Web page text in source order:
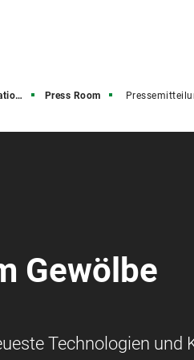
Press Room
Gewölbe
Technologien und